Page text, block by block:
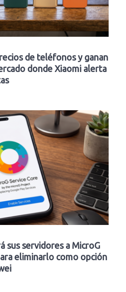
de teléfonos y ganan
donde Xiaomi alerta
sus servidores a MicroG
eliminarlo como opción